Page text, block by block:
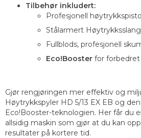
Tilbehør inkludert:
Profesjonell
Stålarmert
Fullblods, profesjonell
Eco!Booster for
Gjør rengjøringen mer effektiv og
Høytrykkspyler HD 5/13 EX EB og
Eco!Booster-teknologien. Her får du
allsidig maskin som gjør at du kan
resultater på kortere tid.